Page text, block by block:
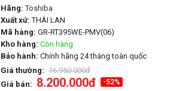
Hãng: Toshiba
Xuất xứ: THÁI LAN
Mã hàng: GR-RT395WE-PMV(06)
Kho hàng: Còn hàng
Bảo hành: Chính hãng 24 tháng toàn quốc
Giá thường: 16.950.000đ
Giá bán: 8.200.000đ -52%